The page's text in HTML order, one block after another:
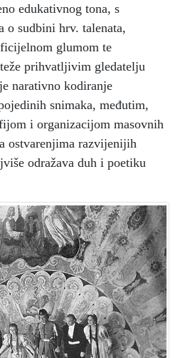
edukativnog tona, s
o sudbini hrv. talenata,
glumom te
prihvatljivim gledatelju
narativno kodiranje
snimaka, međutim,
i organizacijom masovnih
ostvarenjima razvijenijih
odražava duh i poetiku